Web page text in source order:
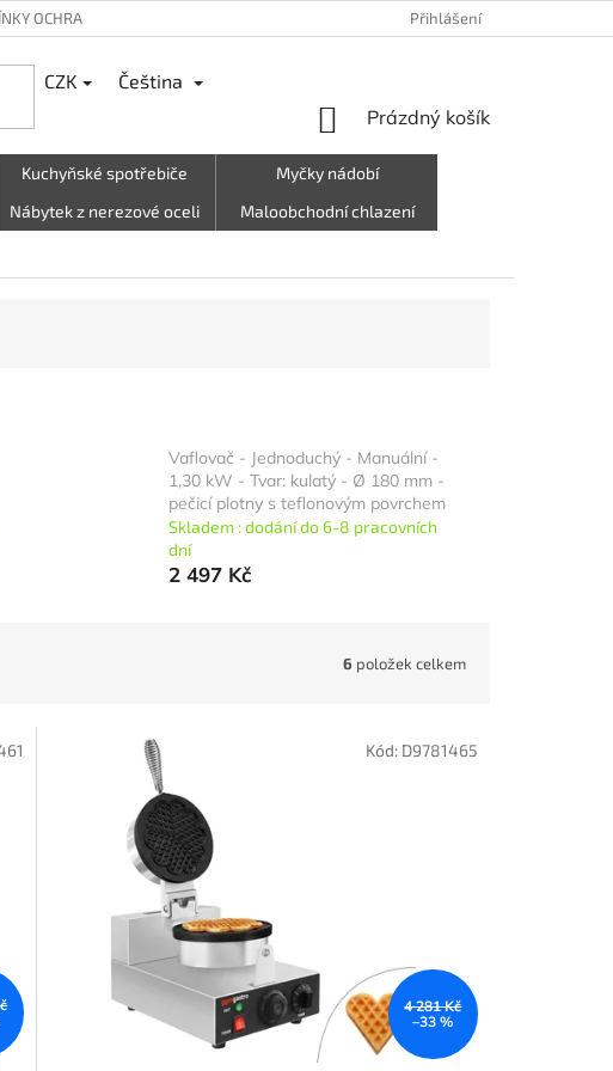
OCHRANY OSOBNÍCH ÚDAJŮ VRÁCENÍ ZBOŽÍ,
Přihlášení
CZK Čeština
NÁKUPNÍ
Prázdný košík
Kuchyňské spotřebiče
Myčky nádobí
Nábytek z nerezové oceli
Maloobchodní chlazení
Vaflovač - Jednoduchý - Manuální -
1,30 kW - Tvar: kulatý - Ø 180 mm -
pečicí plotny s teflonovým povrchem
Skladem : dodání do 6-8 pracovních
dní
2 497 Kč
6 položek celkem
4 281 Kč
–33 %
Kód: D9781465